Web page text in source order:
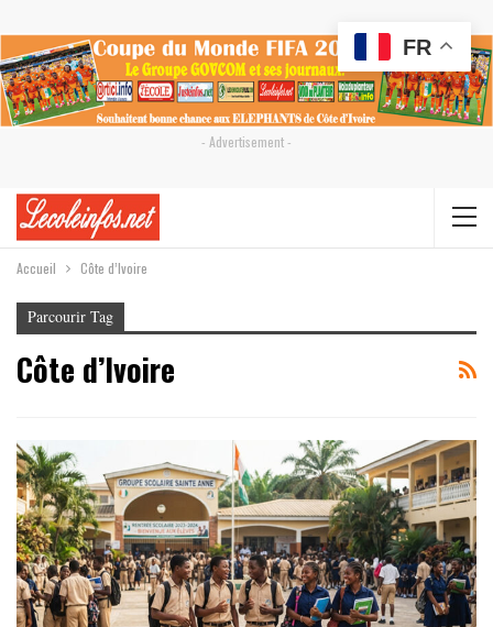
- Advertisement -
Accueil Côte d’Ivoire
Parcourir Tag
Côte d’Ivoire
FR